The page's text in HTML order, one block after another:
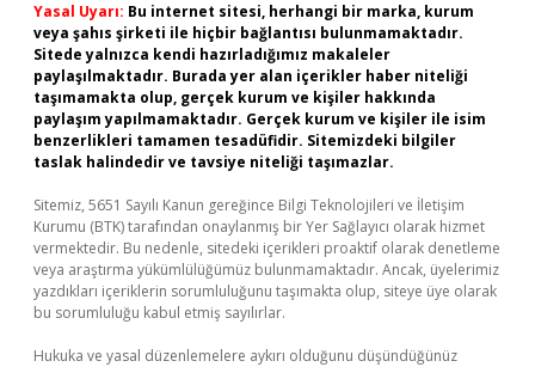
Yasal Uyarı: Bu internet sitesi, herhangi bir marka, kurum
veya şahıs şirketi ile hiçbir bağlantısı bulunmamaktadır.
Sitede yalnızca kendi hazırladığımız makaleler
paylaşılmaktadır. Burada yer alan içerikler haber niteliği
taşımamakta olup, gerçek kurum ve kişiler hakkında
paylaşım yapılmamaktadır. Gerçek kurum ve kişiler ile isim
benzerlikleri tamamen tesadüfidir. Sitemizdeki bilgiler
taslak halindedir ve tavsiye niteliği taşımazlar.
Sitemiz, 5651 Sayılı Kanun gereğince Bilgi Teknolojileri ve İletişim
Kurumu (BTK) tarafından onaylanmış bir Yer Sağlayıcı olarak hizmet
vermektedir. Bu nedenle, sitedeki içerikleri proaktif olarak denetleme
veya araştırma yükümlülüğümüz bulunmamaktadır. Ancak, üyelerimiz
yazdıkları içeriklerin sorumluluğunu taşımakta olup, siteye üye olarak
bu sorumluluğu kabul etmiş sayılırlar.
Hukuka ve yasal düzenlemelere aykırı olduğunu düşündüğünüz